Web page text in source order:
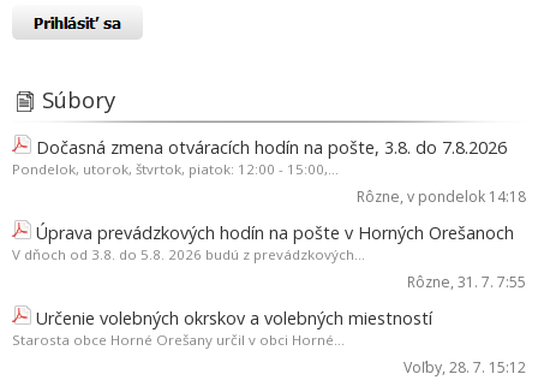
Súbory
Dočasná zmena otváracích hodín na pošte, 3.8. do 7.8.2026
Pondelok, utorok, štvrtok, piatok: 12:00 - 15:00,...
Rôzne, v pondelok 14:18
Úprava prevádzkových hodín na pošte v Horných Orešanoch
V dňoch od 3.8. do 5.8. 2026 budú z prevádzkových...
Rôzne, 31. 7. 7:55
Určenie volebných okrskov a volebných miestností
Starosta obce Horné Orešany určil v obci Horné...
Voľby, 28. 7. 15:12